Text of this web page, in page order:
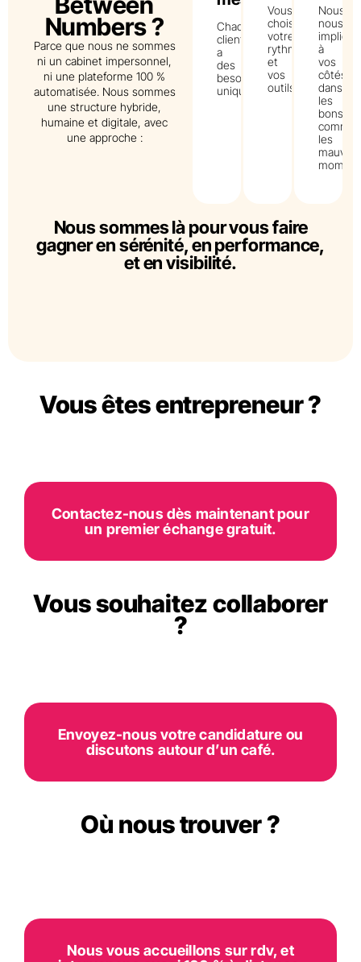
Numbers ?
Parce que nous ne sommes
ni un cabinet impersonnel,
ni une plateforme 100 %
automatisée. Nous sommes
une structure hybride,
humaine et digitale, avec
une approche :
Chaque
client
a
des
besoins
uniques
Vous
choisissez
votre
rythme
et
vos
outils
Nous
nous
à
vos
côtés,
dans
les
bons
comme
les
mauvais
Nous sommes là pour vous faire
gagner en sérénité, en performance,
et en visibilité.
Vous êtes entrepreneur ?
Contactez-nous dès maintenant pour
un premier échange gratuit.
Vous souhaitez collaborer
?
Envoyez-nous votre candidature ou
discutons autour d’un café.
Où nous trouver ?
Nous vous accueillons sur rdv, et